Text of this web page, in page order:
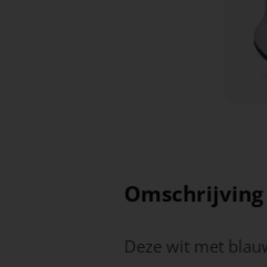
Omschrijving
Deze wit met